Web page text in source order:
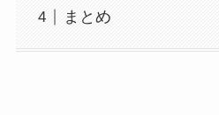
まとめ